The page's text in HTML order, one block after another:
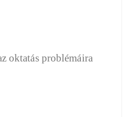
oktatás problémáira